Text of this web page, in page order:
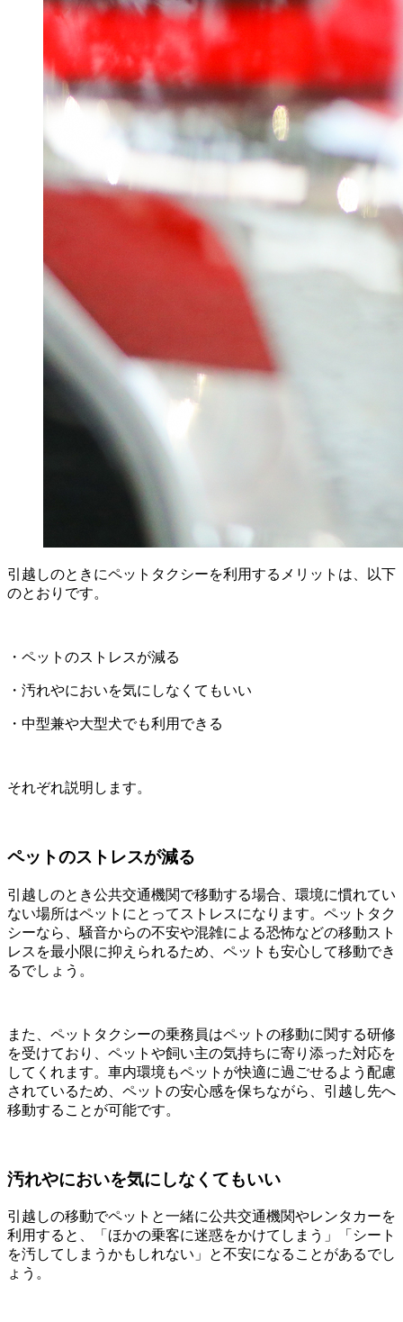
引越しのときにペットタクシーを利用するメリットは、以下
のとおりです。
・ペットのストレスが減る
・汚れやにおいを気にしなくてもいい
・中型兼や大型犬でも利用できる
それぞれ説明します。
ペットのストレスが減る
引越しのとき公共交通機関で移動する場合、環境に慣れてい
ない場所はペットにとってストレスになります。ペットタク
シーなら、騒音からの不安や混雑による恐怖などの移動スト
レスを最小限に抑えられるため、ペットも安心して移動でき
るでしょう。
また、ペットタクシーの乗務員はペットの移動に関する研修
を受けており、ペットや飼い主の気持ちに寄り添った対応を
してくれます。車内環境もペットが快適に過ごせるよう配慮
されているため、ペットの安心感を保ちながら、引越し先へ
移動することが可能です。
汚れやにおいを気にしなくてもいい
引越しの移動でペットと一緒に公共交通機関やレンタカーを
利用すると、「ほかの乗客に迷惑をかけてしまう」「シート
を汚してしまうかもしれない」と不安になることがあるでし
ょう。